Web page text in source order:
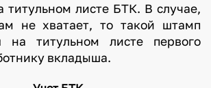
титульном листе БТК. В случае,
не хватает, то такой штамп
на титульном листе первого
вкладыша.